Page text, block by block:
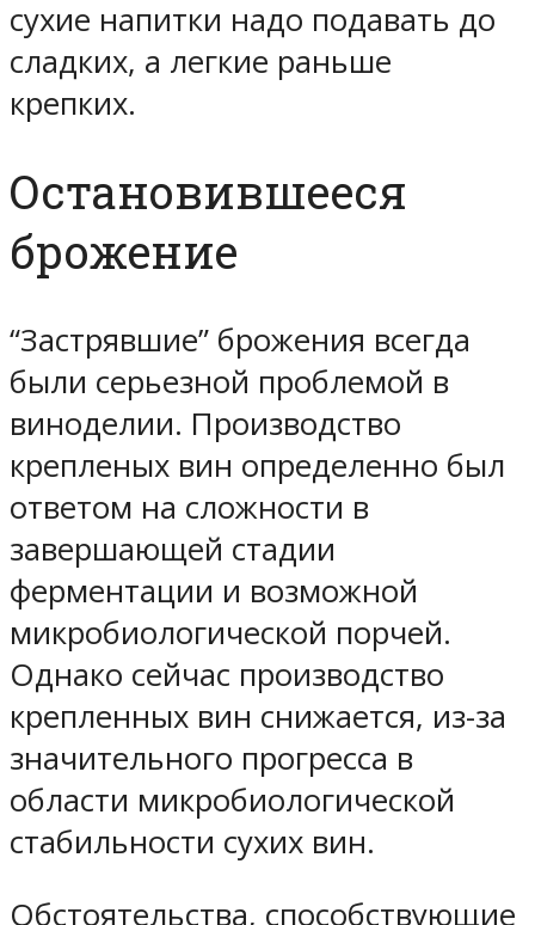
сухие напитки надо подавать до
сладких, а легкие раньше
крепких.
Остановившееся
брожение
“Застрявшие” брожения всегда
были серьезной проблемой в
виноделии. Производство
крепленых вин определенно был
ответом на сложности в
завершающей стадии
ферментации и возможной
микробиологической порчей.
Однако сейчас производство
крепленных вин снижается, из-за
значительного прогресса в
области микробиологической
стабильности сухих вин.
Обстоятельства, способствующие